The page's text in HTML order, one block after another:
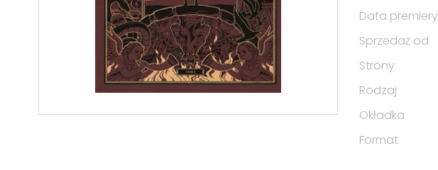
Data premiery
Sprzedaż od
Strony
Rodzaj
Okładka
Format